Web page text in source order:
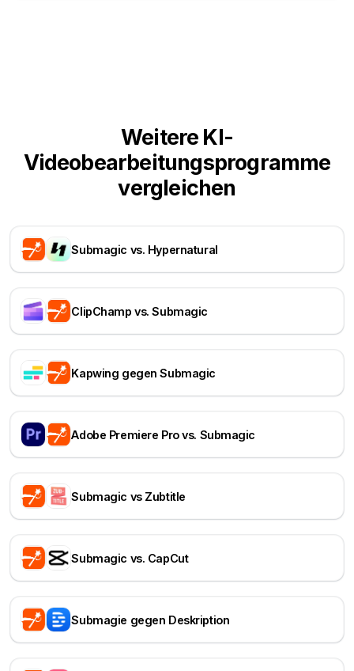
Weitere KI-
Videobearbeitungsprogramme
vergleichen
Submagic vs. Hypernatural
ClipChamp vs. Submagic
Kapwing gegen Submagic
Adobe Premiere Pro vs. Submagic
Submagic vs Zubtitle
Submagic vs. CapCut
Submagie gegen Deskription